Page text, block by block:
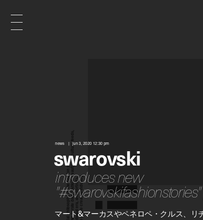
i
n
d
news jun 3, 2020 12:30 pm
swarovski
introduces new
マート&マーカスやペネロペ・クルス、リ